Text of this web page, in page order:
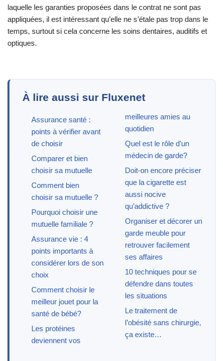
laquelle les garanties proposées dans le contrat ne sont pas
appliquées, il est intéressant qu’elle ne s’étale pas trop dans le
temps, surtout si cela concerne les soins dentaires, auditifs et
optiques.
À lire aussi sur Fluxenet
Assurance santé :
points à vérifier avant
de choisir
Comparer et bien
choisir sa mutuelle
Comment bien
choisir sa mutuelle ?
Pourquoi choisir une
mutuelle familiale ?
Assurance vie : 4
points importants à
considérer lors de son
choix
Comment choisir le
meilleur jouet pour la
santé de bébé?
Les protéines
deviennent vos
meilleures amies au
quotidien
Quel est le rôle d’un
médecin de garde?
Doit-on encore préciser
que la cigarette est
aussi nocive
qu’addictive ?
Organiser et décorer un
garde meuble pour
retrouver facilement
ses affaires
10 techniques pour se
défendre dans toutes
les situations
Le traitement de
l’obésité sans chirurgie,
ça existe…